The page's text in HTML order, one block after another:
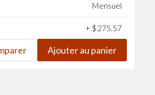
Mensuel
+ $275.57